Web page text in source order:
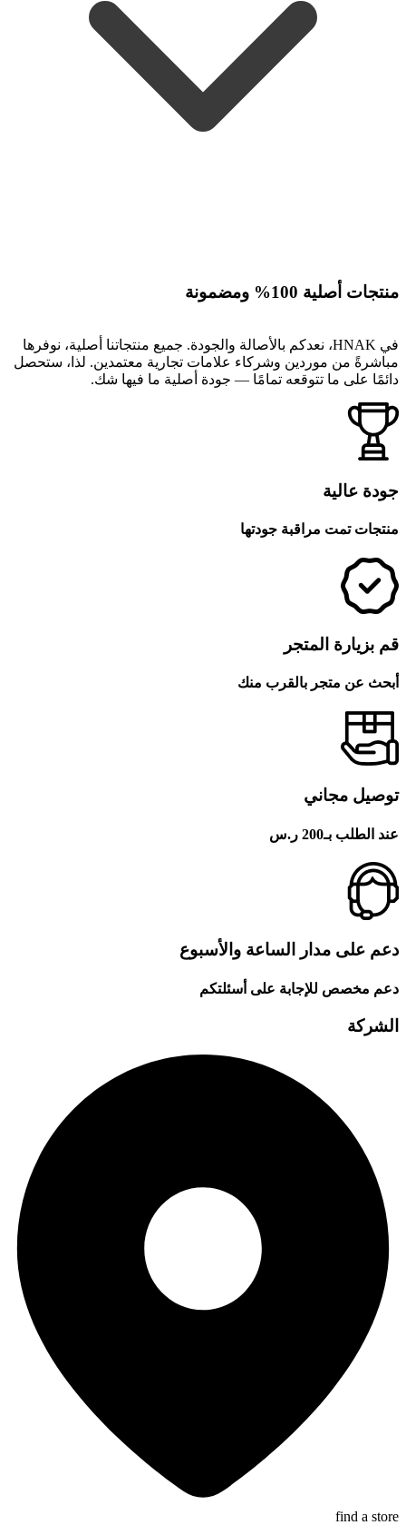
منتجات أصلية 100% ومضمونة
في HNAK، نعدكم بالأصالة والجودة. جميع منتجاتنا أصلية، نوفرها
مباشرةً من موردين وشركاء علامات تجارية معتمدين. لذا، ستحصل
دائمًا على ما تتوقعه تمامًا — جودة أصلية ما فيها شك.
جودة عالية
منتجات تمت مراقبة جودتها
قم بزيارة المتجر
أبحث عن متجر بالقرب منك
توصيل مجاني
عند الطلب بـ200 ر.س
دعم على مدار الساعة والأسبوع
دعم مخصص للإجابة على أسئلتكم
الشركة
find a store